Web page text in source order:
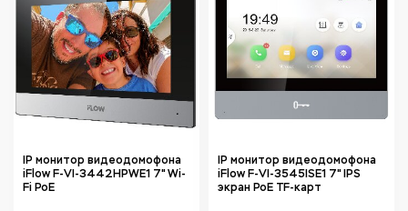
IP монитор видеодомофона
iFlow F-VI-3442HPWE1 7" Wi-
Fi PoE
IP монитор видеодомофона
iFlow F-VI-3545ISE1 7" IPS
экран PoE TF‑карт